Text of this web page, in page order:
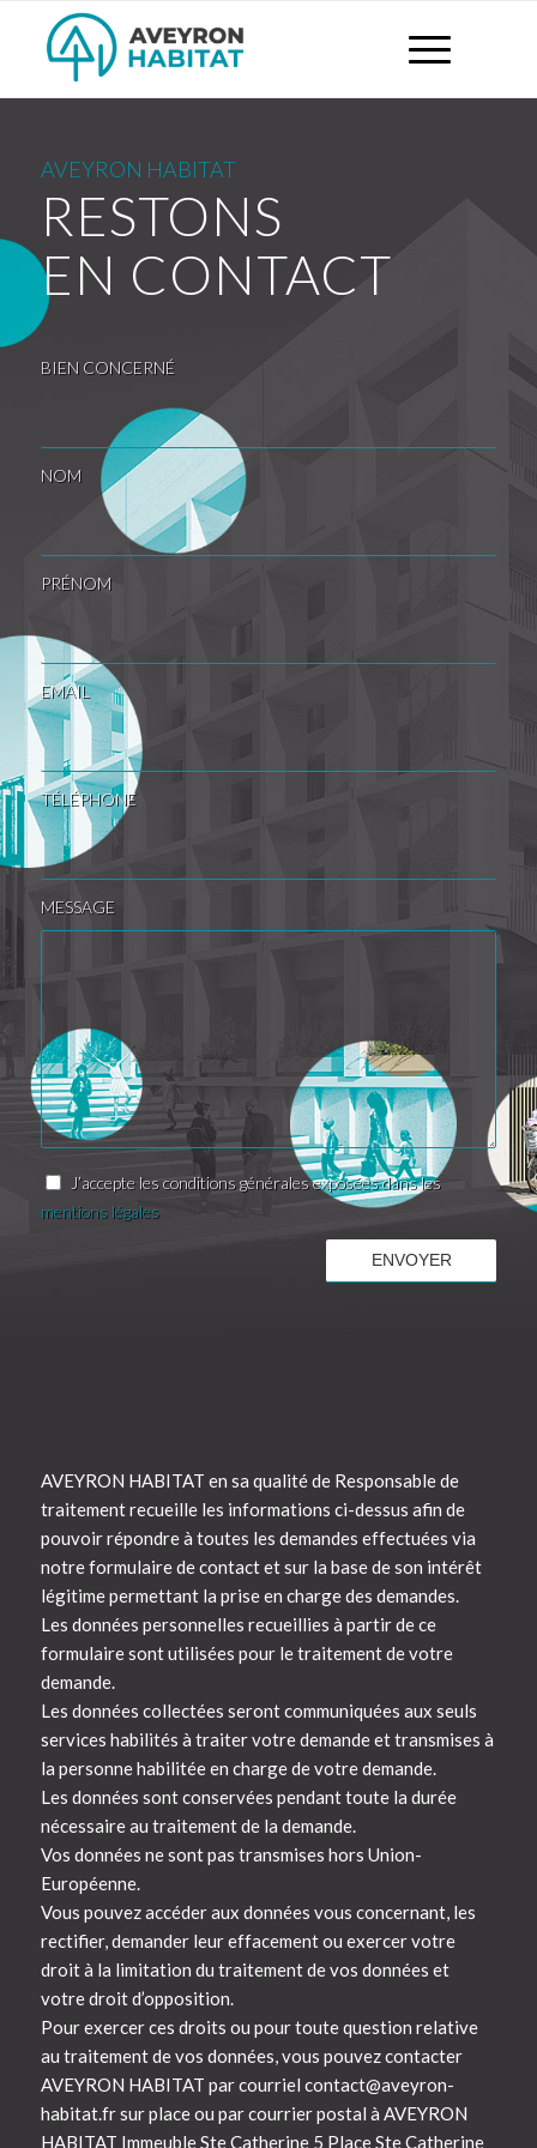
AVEYRON HABITAT
RESTONS
EN CONTACT
BIEN CONCERNÉ
NOM
PRÉNOM
EMAIL
TÉLÉPHONE
MESSAGE
J’accepte les conditions générales exposées dans les
mentions légales
AVEYRON HABITAT en sa qualité de Responsable de
traitement recueille les informations ci-dessus afin de
pouvoir répondre à toutes les demandes effectuées via
notre formulaire de contact et sur la base de son intérêt
légitime permettant la prise en charge des demandes.
Les données personnelles recueillies à partir de ce
formulaire sont utilisées pour le traitement de votre
demande.
Les données collectées seront communiquées aux seuls
services habilités à traiter votre demande et transmises à
la personne habilitée en charge de votre demande.
Les données sont conservées pendant toute la durée
nécessaire au traitement de la demande.
Vos données ne sont pas transmises hors Union-
Européenne.
Vous pouvez accéder aux données vous concernant, les
rectifier, demander leur effacement ou exercer votre
droit à la limitation du traitement de vos données et
votre droit d’opposition.
Pour exercer ces droits ou pour toute question relative
au traitement de vos données, vous pouvez contacter
AVEYRON HABITAT par courriel contact@aveyron-
habitat.fr sur place ou par courrier postal à AVEYRON
HABITAT Immeuble Ste Catherine 5 Place Ste Catherine